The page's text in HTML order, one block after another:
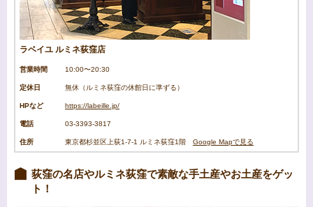
ラベイユ ルミネ荻窪店
営業時間 10:00〜20:30
定休日 無休（ルミネ荻窪の休館日に準ずる）
HPなど https://labeille.jp/
電話 03-3393-3817
住所 東京都杉並区上荻1-7-1 ルミネ荻窪1階 Google Mapで見る
荻窪の名店やルミネ荻窪で素敵な手土産やお土産をゲッ
ト！